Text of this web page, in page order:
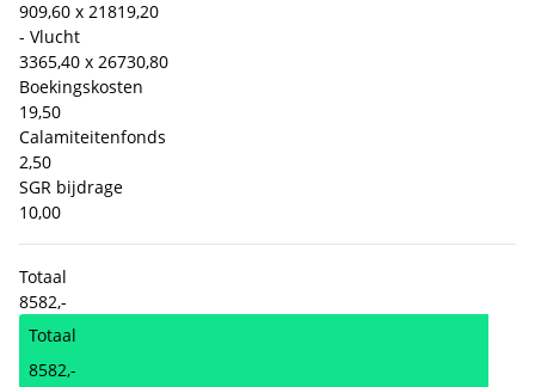
909,60 x 21819,20
- Vlucht
3365,40 x 26730,80
Boekingskosten
19,50
Calamiteitenfonds
2,50
SGR bijdrage
10,00
Totaal
8582,-
Totaal
8582,-